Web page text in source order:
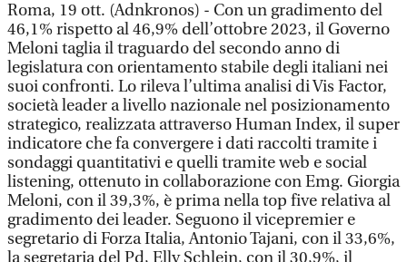
Roma, 19 ott. (Adnkronos) - Con un gradimento del
46,1% rispetto al 46,9% dell’ottobre 2023, il Governo
Meloni taglia il traguardo del secondo anno di
legislatura con orientamento stabile degli italiani nei
suoi confronti. Lo rileva l’ultima analisi di Vis Factor,
società leader a livello nazionale nel posizionamento
strategico, realizzata attraverso Human Index, il super
indicatore che fa convergere i dati raccolti tramite i
sondaggi quantitativi e quelli tramite web e social
listening, ottenuto in collaborazione con Emg. Giorgia
Meloni, con il 39,3%, è prima nella top five relativa al
gradimento dei leader. Seguono il vicepremier e
segretario di Forza Italia, Antonio Tajani, con il 33,6%,
la segretaria del Pd, Elly Schlein, con il 30,9%, il